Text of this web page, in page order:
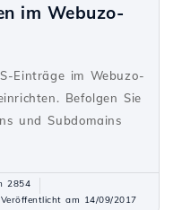
im Webuzo-
Einträge im Webuzo-
Befolgen Sie
und Subdomains
2854
Veröffentlicht am 14/09/2017